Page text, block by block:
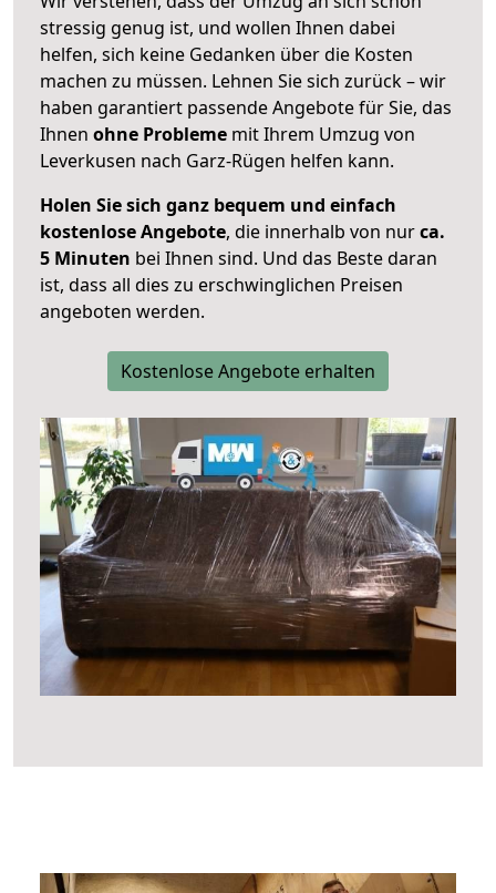
stressig genug ist, und wollen Ihnen dabei
helfen, sich keine Gedanken über die Kosten
machen zu müssen. Lehnen Sie sich zurück – wir
haben garantiert passende Angebote für Sie, das
Ihnen ohne Probleme mit Ihrem Umzug von
Leverkusen nach Garz-Rügen helfen kann.
Holen Sie sich ganz bequem und einfach
kostenlose Angebote, die innerhalb von nurca.
5 Minuten bei Ihnen sind. Und das Beste daran
ist, dass all dies zu erschwinglichen Preisen
angeboten werden.
Kostenlose Angebote erhalten